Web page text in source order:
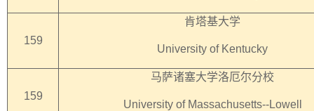
159
肯塔基大学
University of Kentucky
159
马萨诸塞大学洛厄尔分校
University of Massachusetts--Lowell